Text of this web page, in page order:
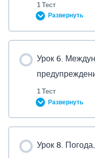
1 Тест
Развернуть
Урок 4 и 5. Мотор
Урок 6.
1 Тест
Развернуть
Урок 8.